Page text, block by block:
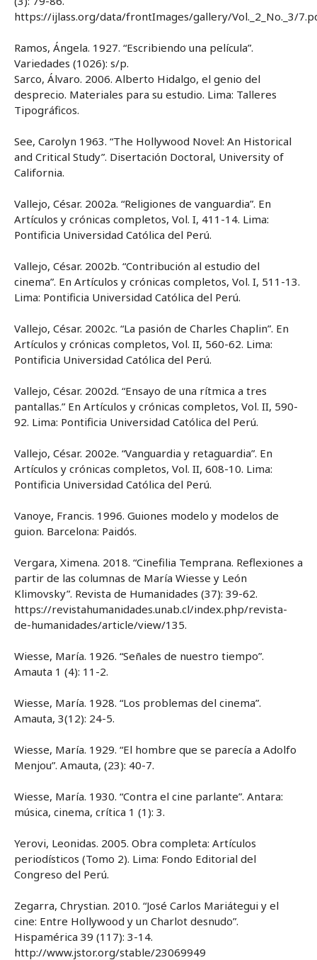
https://ijlass.org/data/frontImages/gallery/Vol._2_No._3/
Ramos, Ángela. 1927. “Escribiendo una película”.
Variedades (1026): s/p.
Sarco, Álvaro. 2006. Alberto Hidalgo, el genio del
desprecio. Materiales para su estudio. Lima: Talleres
Tipográficos.
See, Carolyn 1963. “The Hollywood Novel: An Historical
and Critical Study”. Disertación Doctoral, University of
California.
Vallejo, César. 2002a. “Religiones de vanguardia”. En
Artículos y crónicas completos, Vol. I, 411-14. Lima:
Pontificia Universidad Católica del Perú.
Vallejo, César. 2002b. “Contribución al estudio del
cinema”. En Artículos y crónicas completos, Vol. I, 511-13.
Lima: Pontificia Universidad Católica del Perú.
Vallejo, César. 2002c. “La pasión de Charles Chaplin”. En
Artículos y crónicas completos, Vol. II, 560-62. Lima:
Pontificia Universidad Católica del Perú.
Vallejo, César. 2002d. “Ensayo de una rítmica a tres
pantallas.” En Artículos y crónicas completos, Vol. II, 590-
92. Lima: Pontificia Universidad Católica del Perú.
Vallejo, César. 2002e. “Vanguardia y retaguardia”. En
Artículos y crónicas completos, Vol. II, 608-10. Lima:
Pontificia Universidad Católica del Perú.
Vanoye, Francis. 1996. Guiones modelo y modelos de
guion. Barcelona: Paidós.
Vergara, Ximena. 2018. “Cinefilia Temprana. Reflexiones a
partir de las columnas de María Wiesse y León
Klimovsky”. Revista de Humanidades (37): 39-62.
https://revistahumanidades.unab.cl/index.php/revista-
de-humanidades/article/view/135.
Wiesse, María. 1926. “Señales de nuestro tiempo”.
Amauta 1 (4): 11-2.
Wiesse, María. 1928. “Los problemas del cinema”.
Amauta, 3(12): 24-5.
Wiesse, María. 1929. “El hombre que se parecía a Adolfo
Menjou”. Amauta, (23): 40-7.
Wiesse, María. 1930. “Contra el cine parlante”. Antara:
música, cinema, crítica 1 (1): 3.
Yerovi, Leonidas. 2005. Obra completa: Artículos
periodísticos (Tomo 2). Lima: Fondo Editorial del
Congreso del Perú.
Zegarra, Chrystian. 2010. “José Carlos Mariátegui y el
cine: Entre Hollywood y un Charlot desnudo”.
Hispamérica 39 (117): 3-14.
http://www.jstor.org/stable/23069949